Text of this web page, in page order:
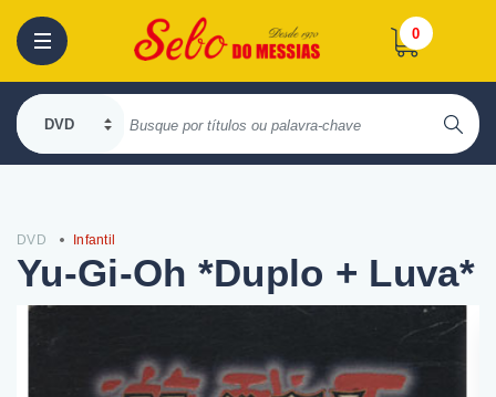
0
DVD Infantil
Yu-Gi-Oh *Duplo + Luva*